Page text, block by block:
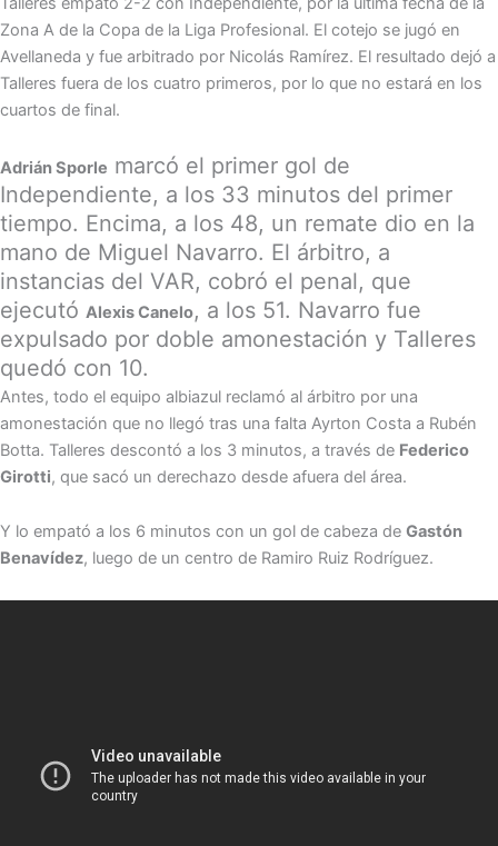
Zona A de la Copa de la Liga Profesional. El cotejo se jugó en
Avellaneda y fue arbitrado por Nicolás Ramírez. El resultado dejó a
Talleres fuera de los cuatro primeros, por lo que no estará en los
cuartos de final.
Adrián Sporle marcó el primer gol de
Independiente, a los 33 minutos del primer
tiempo. Encima, a los 48, un remate dio en la
mano de Miguel Navarro. El árbitro, a
instancias del VAR, cobró el penal, que
ejecutó Alexis Canelo, a los 51. Navarro fue
expulsado por doble amonestación y Talleres
quedó con 10.
Antes, todo el equipo albiazul reclamó al árbitro por una
amonestación que no llegó tras una falta Ayrton Costa a Rubén
Botta. Talleres descontó a los 3 minutos, a través de Federico
Girotti, que sacó un derechazo desde afuera del área.
Y lo empató a los 6 minutos con un gol de cabeza de Gastón
Benavídez, luego de un centro de Ramiro Ruiz Rodríguez.